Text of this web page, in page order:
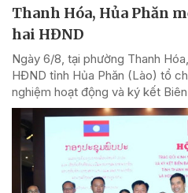
Thanh Hóa, Hủa Phăn
hai HĐND
Ngày 6/8, tại phường Thanh
HĐND tỉnh Hủa Phăn (Lào) tổ
nghiệm hoạt động và ký kết